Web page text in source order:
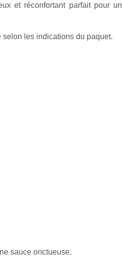
et réconfortant parfait pour un
selon les indications du paquet.
sauce onctueuse.